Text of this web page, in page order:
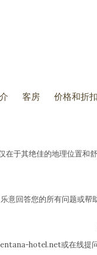
客房 价格和折扣
于其绝佳的地理位置
意回答您的所有问题或
hotel.net或在线提